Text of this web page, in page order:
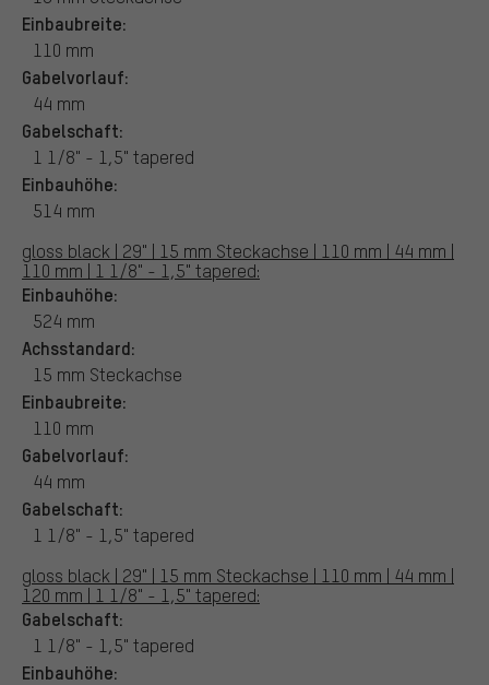
Einbaubreite:
110 mm
Gabelvorlauf:
44 mm
Gabelschaft:
1 1/8" - 1,5" tapered
Einbauhöhe:
514 mm
gloss black | 29" | 15 mm Steckachse | 110 mm | 44 mm |
110 mm | 1 1/8" - 1,5" tapered:
Einbauhöhe:
524 mm
Achsstandard:
15 mm Steckachse
Einbaubreite:
110 mm
Gabelvorlauf:
44 mm
Gabelschaft:
1 1/8" - 1,5" tapered
gloss black | 29" | 15 mm Steckachse | 110 mm | 44 mm |
120 mm | 1 1/8" - 1,5" tapered:
Gabelschaft:
1 1/8" - 1,5" tapered
Einbauhöhe: